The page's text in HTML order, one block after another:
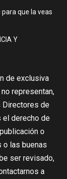
que la veas
Y
de exclusiva
representan,
Directores de
el derecho de
o
o las buenas
ser revisado,
a